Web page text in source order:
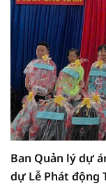
Ban Quản lý dự
dự Lễ Phát động